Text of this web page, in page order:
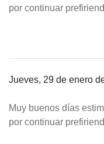
por continuar
Jueves, 29 de enero
Muy buenos días
por continuar